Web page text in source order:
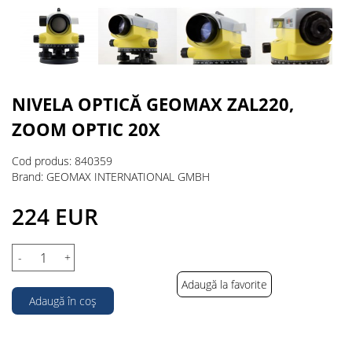
NIVELA OPTICĂ GEOMAX ZAL220,
ZOOM OPTIC 20X
Cod produs: 840359
Brand: GEOMAX INTERNATIONAL GMBH
224 EUR
- +
Adaugă în coș
Adaugă la favorite